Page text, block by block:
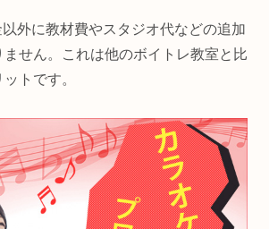
外に教材費やスタジオ代などの追加
せん。これは他のボイトレ教室と比
トです。